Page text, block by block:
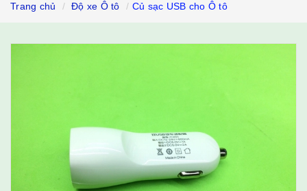
Trang chủ Độ xe Ô tô Củ sạc USB cho Ô tô